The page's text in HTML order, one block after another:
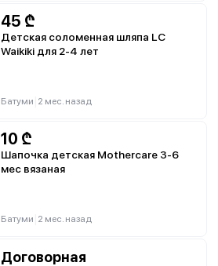
45 ₾
Детская соломенная шляпа LC
Waikiki для 2-4 лет
Батуми 2 мес. назад
10 ₾
Шапочка детская Mothercare 3-6
мес вязаная
Батуми 2 мес. назад
Договорная